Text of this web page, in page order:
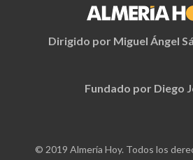
Dirigido por Miguel Ángel
Fundado por Diego
© 2019 Almería Hoy. Todos los